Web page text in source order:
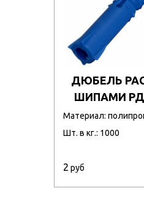
ДЮБЕЛЬ
ШИПАМИ
Материал:
Шт. в кг.: 1000
2 руб